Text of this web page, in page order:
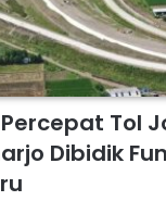
Tol
Dibidik